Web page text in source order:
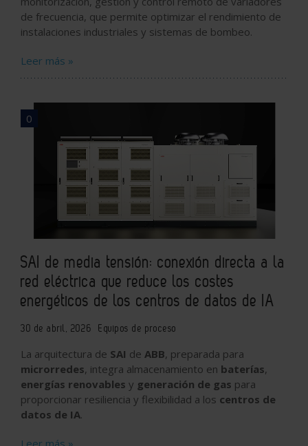
de frecuencia, que permite optimizar el rendimiento de
instalaciones industriales y sistemas de bombeo.
Leer más »
0
SAI de media tensión: conexión directa a la
red eléctrica que reduce los costes
energéticos de los centros de datos de IA
30 de abril, 2026 Equipos de proceso
La arquitectura de SAI de ABB, preparada para
microrredes, integra almacenamiento en baterías,
energías renovables y generación de gas para
proporcionar resiliencia y flexibilidad a los centros de
datos de IA.
Leer más »